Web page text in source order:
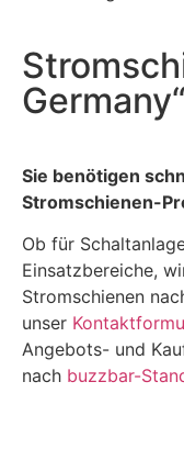
Germany“
Sie benötigen
Stromschienen-
Ob für
Einsatzbereiche,
Stromschienen
unser
Angebots- und
nach buzzbar-